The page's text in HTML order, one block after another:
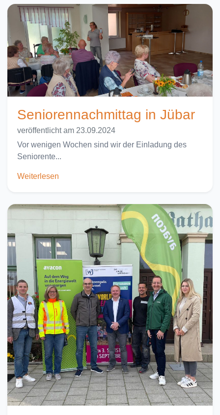
Seniorennachmittag in Jübar
veröffentlicht am 23.09.2024
Vor wenigen Wochen sind wir der Einladung des
Seniorente...
Weiterlesen